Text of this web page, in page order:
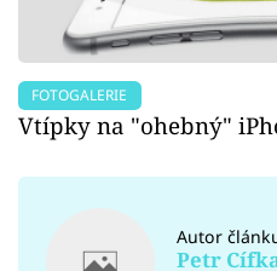
FOTOGALERIE
Vtípky na "ohebný"
Autor
Petr